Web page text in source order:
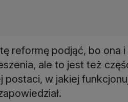
reformę podjąć, bo ona
ale to jest też
postaci, w jakiej